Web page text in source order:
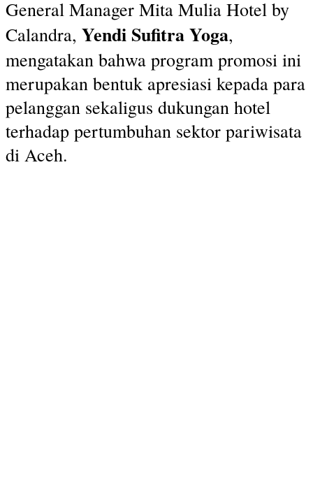
General Manager Mita Mulia Hotel by
Calandra, Yendi Sufitra Yoga,
mengatakan bahwa program promosi ini
merupakan bentuk apresiasi kepada para
pelanggan sekaligus dukungan hotel
terhadap pertumbuhan sektor pariwisata
di Aceh.